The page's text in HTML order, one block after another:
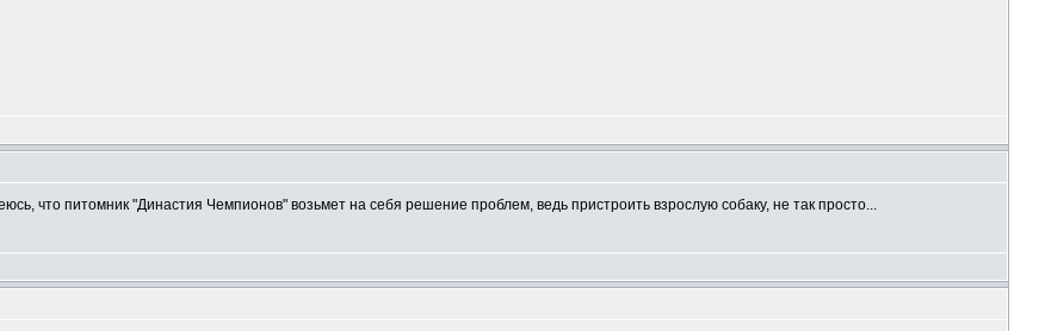
что питомник "Династия Чемпионов" возьмет на себя решение проблем, ведь пристроить взрослую собаку, не так просто...